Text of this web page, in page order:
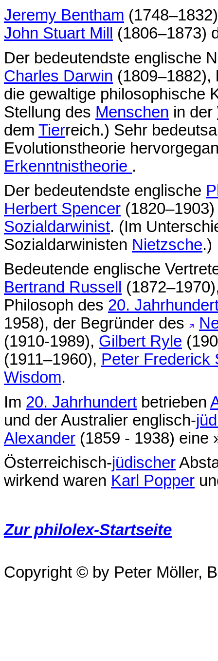
Jeremy Bentham
John Stuart Mill
(1806–1873)
Der bedeutendste englische
Charles Darwin (1809–1882),
die gewaltige philosophische
Stellung des Menschen in der
dem Tierreich.) Sehr
Evolutionstheorie
Erkenntnistheorie .
Der bedeutendste englische
Herbert Spencer
Sozialdarwinist. (Im
Sozialdarwinisten Nietzsche.)
Bedeutende englische
Bertrand Russell
Philosoph des 20.
1958), der Begründer des
(1910-1989), Gilbert Ryle
(1911–1960), Peter Frederick
Wisdom.
Im 20. Jahrhundert betrieben
und der Australier englisch-
Alexander (1859 - 1938) eine
Österreichisch-jüdischer
wirkend waren Karl Popper
Zur philolex-Startseite
Copyright © by Peter Möller,